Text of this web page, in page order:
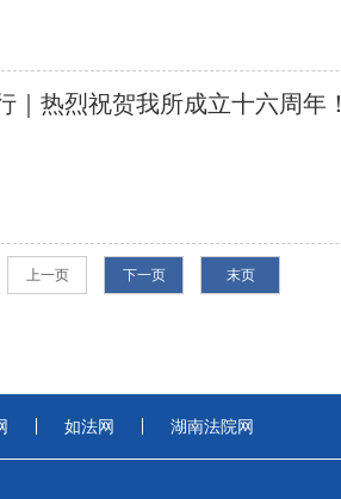
｜热烈祝贺我所成立十六周年！
上一页 下一页 末页
如法网 湖南法院网